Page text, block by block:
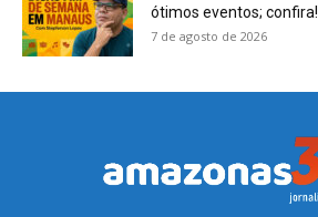
ótimos eventos; confira!
7 de agosto de 2026